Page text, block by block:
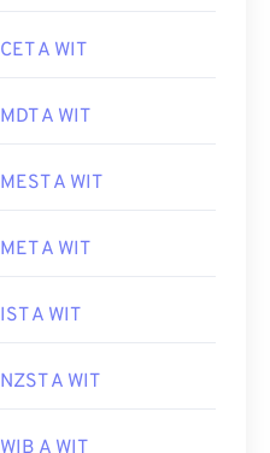
CET A WIT
MDT A WIT
MEST A WIT
MET A WIT
IST A WIT
NZST A WIT
WIB A WIT